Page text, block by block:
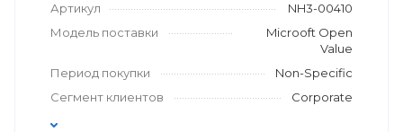
Артикул
NH3-00410
Модель поставки
Microoft Open
Value
Период покупки
Non-Specific
Сегмент клиентов
Corporate